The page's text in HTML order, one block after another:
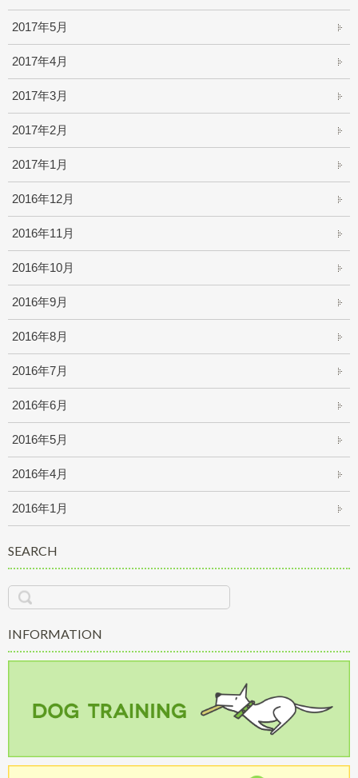
2017年5月
2017年4月
2017年3月
2017年2月
2017年1月
2016年12月
2016年11月
2016年10月
2016年9月
2016年8月
2016年7月
2016年6月
2016年5月
2016年4月
2016年1月
SEARCH
INFORMATION